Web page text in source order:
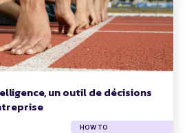
un outil de décisions
HOW TO